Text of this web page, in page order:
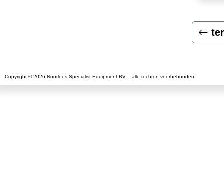
Copyright © 2026 Noorloos Specialist Equipment BV – alle rechten voorbehouden